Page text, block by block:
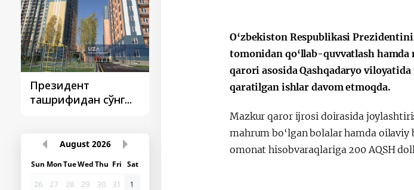
Президент
ташрифидан сўнг...
Қарор ва ижро
August 2026
Sun MonTueWedThu Fri Sat
26
27 28 29 30 31
1
O‘zbekiston Respublikasi
tomonidan qo‘llab-quvvatlash
qarori asosida Qashqadaryo
qaratilgan ishlar davom etmoqda.
Mazkur qaror ijrosi doirasida
mahrum bo‘lgan bolalar hamda
omonat hisobvaraqlariga 200 AQSH